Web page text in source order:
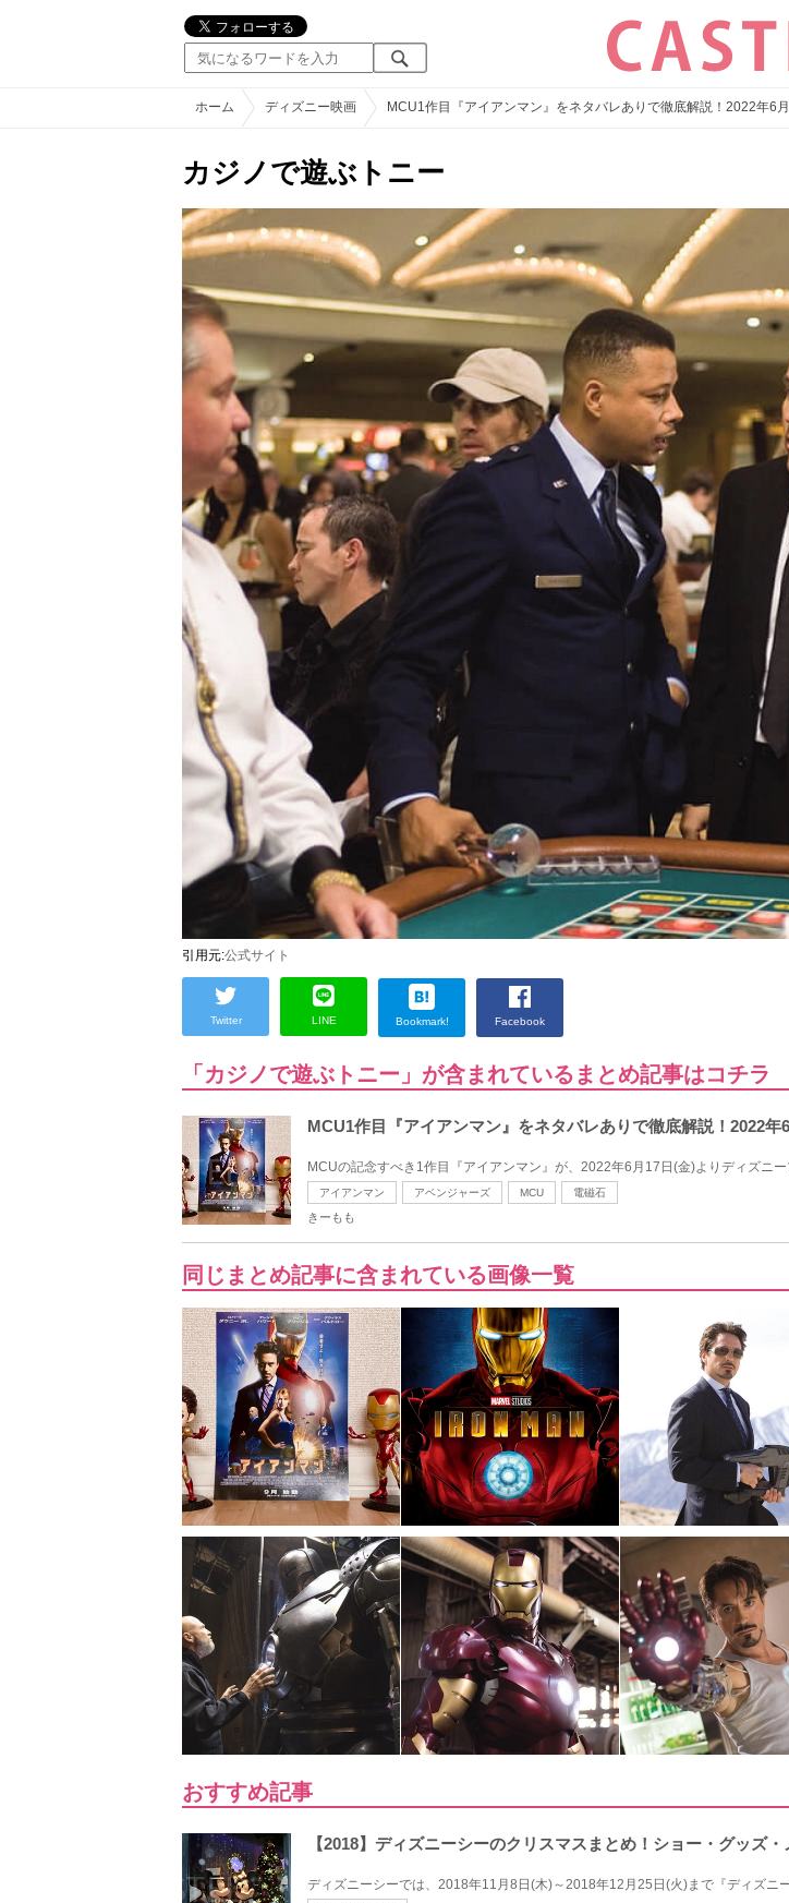
ホーム ディズニー映画 MCU1作目『アイアンマン』をネタバレありで徹底解説！2022年6
カジノで遊ぶトニー
引用元:公式サイト
Twitter LINE Bookmark! Facebook
「カジノで遊ぶトニー」が含まれているまとめ記事はコチラ
MCU1作目『アイアンマン』をネタバレありで徹底解説！2022年
MCUの記念すべき1作目『アイアンマン』が、2022年6月17日(金)よりディズニ
アイアンマン アベンジャーズ MCU 電磁石
きーもも
同じまとめ記事に含まれている画像一覧
おすすめ記事
【2018】ディズニーシーのクリスマスまとめ！ショー・グッズ
ディズニーシーでは、2018年11月8日(木)～2018年12月25日(火)まで『ディズニ